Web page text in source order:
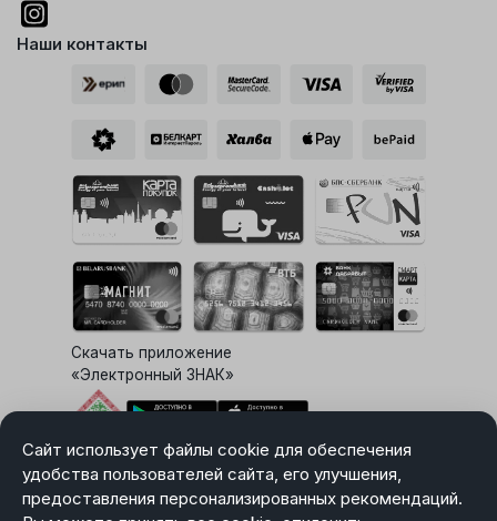
Сайт использует файлы cookie для обеспечения
удобства пользователей сайта, его улучшения,
предоставления персонализированных рекомендаций.
Наши контакты
Скачать приложение
«Электронный ЗНАК»
Выбор настроек Cookie